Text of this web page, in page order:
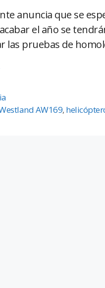
anuncia que se
el año se
las pruebas de
AW169,